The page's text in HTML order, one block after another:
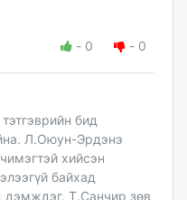
- 0 - 0
бид
Л.Оюун-Эрдэнэ
хийсэн
байхад
дэмждэг. Т.Санчир зөв